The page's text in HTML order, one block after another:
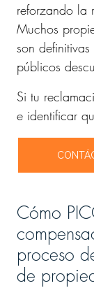
reforzando la
Muchos
son
públicos
Si tu
e identificar
Cómo
proceso
de